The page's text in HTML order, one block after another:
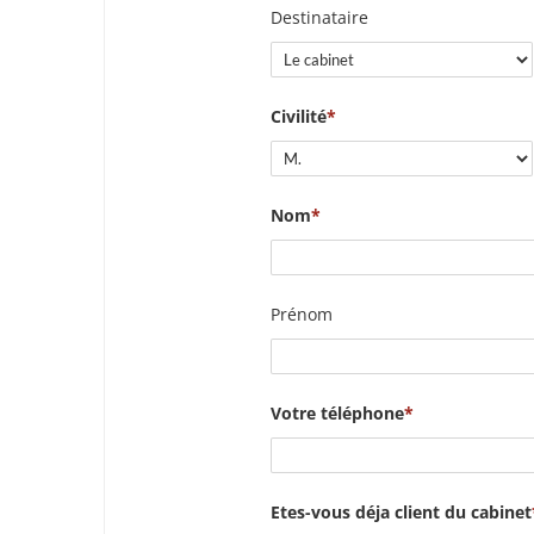
Destinataire
Civilité
Nom
Prénom
Votre téléphone
Etes-vous déja client du cabinet